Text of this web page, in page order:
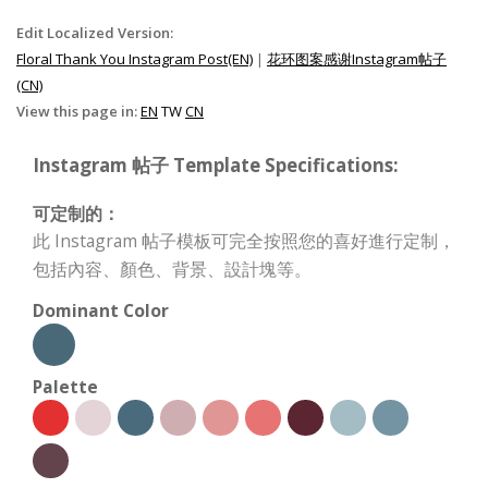
Edit Localized Version:
Floral Thank You Instagram Post(EN) | 花环图案感谢Instagram帖子
(CN)
View this page in:EN TWCN
Instagram 帖子 Template Specifications:
可定制的：
此 Instagram 帖子模板可完全按照您的喜好進行定制，
包括內容、顏色、背景、設計塊等。
Dominant Color
Palette